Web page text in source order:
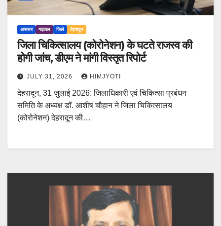
अफसर गढ़वाल जिले देहरादून
जिला चिकित्सालय (कोरोनेशन) के घटते राजस्व की
होगी जांच, डीएम ने मांगी विस्तृत रिपोर्ट
JULY 31, 2026 HIMJYOTI
देहरादून, 31 जुलाई 2026: जिलाधिकारी एवं चिकित्सा प्रबंधन
समिति के अध्यक्ष डॉ. आशीष चौहान ने जिला चिकित्सालय
(कोरोनेशन) देहरादून की…